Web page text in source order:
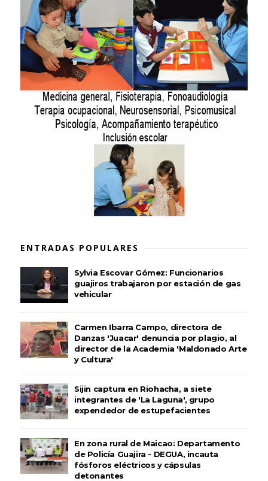
ENTRADAS POPULARES
Sylvia Escovar Gómez: Funcionarios
guajiros trabajaron por estación de gas
vehicular
Carmen Ibarra Campo, directora de
Danzas 'Juacar' denuncia por plagio, al
director de la Academia 'Maldonado Arte
y Cultura'
Sijin captura en Riohacha, a siete
integrantes de 'La Laguna', grupo
expendedor de estupefacientes
En zona rural de Maicao: Departamento
de Policía Guajira - DEGUA, incauta
fósforos eléctricos y cápsulas
detonantes